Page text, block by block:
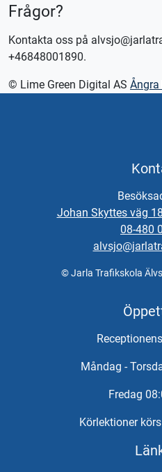
alternativt tctabs.se.
trafikskolan så hjälper vi er.
Frågor?
Kontakta oss på
+46848001890.
© Lime Green Digital AS Ångra
Johan Skyttes väg
08-480
© Jarla Trafikskola
Måndag -
Fredag
Körlektioner